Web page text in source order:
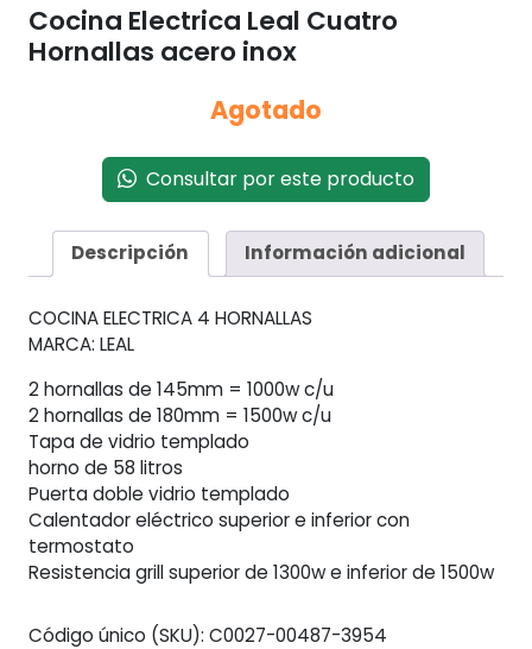
Cocina Electrica Leal Cuatro
Hornallas acero inox
Agotado
Consultar por este producto
Descripción Información adicional
COCINA ELECTRICA 4 HORNALLAS
MARCA: LEAL
2 hornallas de 145mm = 1000w c/u
2 hornallas de 180mm = 1500w c/u
Tapa de vidrio templado
horno de 58 litros
Puerta doble vidrio templado
Calentador eléctrico superior e inferior con
termostato
Resistencia grill superior de 1300w e inferior de 1500w
Código único (SKU): C0027-00487-3954